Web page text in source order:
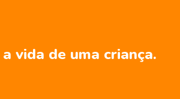
vida de uma criança.